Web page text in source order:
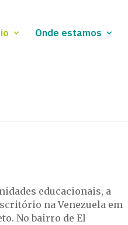
Onde estamos
educacionais, a
na Venezuela em
No bairro de El